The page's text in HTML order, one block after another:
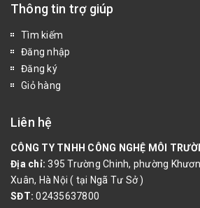
Thông tin trợ giúp
Tìm kiếm
Đăng nhập
Đăng ký
Giỏ hàng
Liên hệ
CÔNG TY TNHH CÔNG NGHỆ MÔI
Địa chỉ: 395 Trường Chinh, phường
Xuân, Hà Nội ( tại Ngã Tư Sở )
SĐT: 02435637800